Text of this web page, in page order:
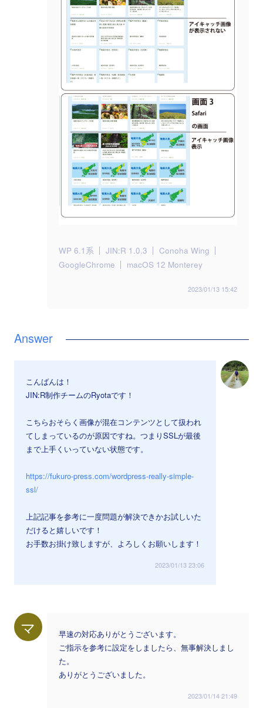
WP 6.1系 JIN:R 1.0.3
Conoha Wing
GoogleChrome
macOS 12 Monterey
2023/01/13 15:42
こんばんは！
JIN:R制作チームのRyotaです！
こちらおそらく画像が混在コンテンツとして扱われ
てしまっているのが原因ですね。つまりSSLが最後
まで上手くいっていない状態です。
https://fukuro-press.com/wordpress-really-simple-
ssl/
上記記事を参考に一度問題が解決できかお試しいた
だけると嬉しいです！
お手数お掛け致しますが、よろしくお願いします！
2023/01/13 23:06
マ
早速の対応ありがとうございます。
ご指示を参考に設定をしましたら、無事解決しまし
た。
ありがとうございました。
2023/01/14 21:49